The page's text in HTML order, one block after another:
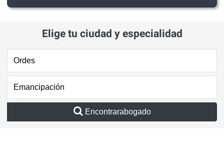
Elige tu ciudad y especialidad
Encontrarabogado